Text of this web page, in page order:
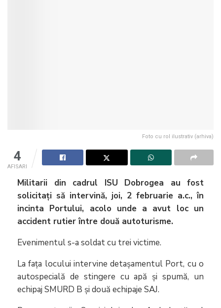
Foto cu rol ilustrativ (arhiva)
4
AFISARI
Militarii din cadrul ISU Dobrogea au fost
solicitați să intervină, joi, 2 februarie a.c., în
incinta Portului, acolo unde a avut loc un
accident rutier între două autoturisme.
Evenimentul s-a soldat cu trei victime.
La fața locului intervine detașamentul Port, cu o
autospecială de stingere cu apă și spumă, un
echipaj SMURD B și două echipaje SAJ.